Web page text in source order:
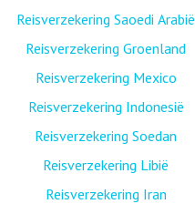
Reisverzekering Saoedi Arabië
Reisverzekering Groenland
Reisverzekering Mexico
Reisverzekering Indonesië
Reisverzekering Soedan
Reisverzekering Libië
Reisverzekering Iran